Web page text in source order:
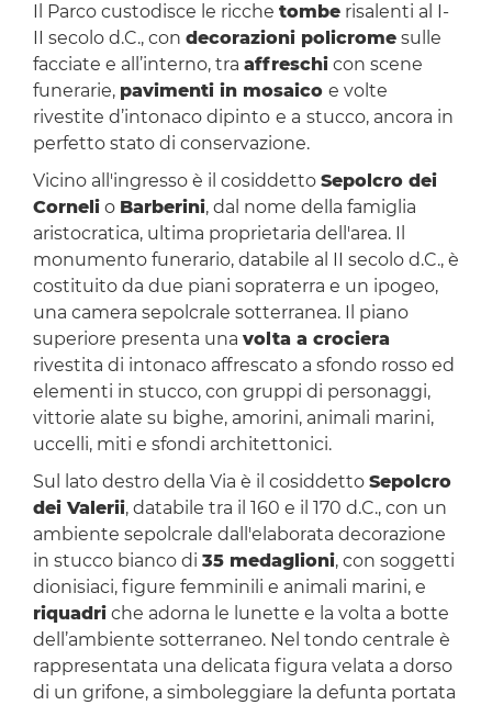
Il Parco custodisce le ricche tomberisalenti al I-
II secolo d.C., con decorazioni policromesulle
facciate e all’interno, tra affreschicon scene
funerarie, pavimenti in mosaico e volte
rivestite d’intonaco dipinto e a stucco, ancora in
perfetto stato di conservazione.
Vicino all'ingresso è il cosiddetto Sepolcro dei
Cornelio Barberini, dal nome della famiglia
aristocratica, ultima proprietaria dell'area. Il
monumento funerario, databile al II secolo d.C., è
costituito da due piani sopraterra e un ipogeo,
una camera sepolcrale sotterranea. Il piano
superiore presenta una volta a crociera
rivestita di intonaco affrescato a sfondo rosso ed
elementi in stucco, con gruppi di personaggi,
vittorie alate su bighe, amorini, animali marini,
uccelli, miti e sfondi architettonici.
Sul lato destro della Via è il cosiddetto Sepolcro
dei Valerii, databile tra il 160 e il 170 d.C., con un
ambiente sepolcrale dall'elaborata decorazione
in stucco bianco di 35 medaglioni, con soggetti
dionisiaci, figure femminili e animali marini, e
riquadriche adorna le lunette e la volta a botte
dell’ambiente sotterraneo. Nel tondo centrale è
rappresentata una delicata figura velata a dorso
di un grifone, a simboleggiare la defunta portata